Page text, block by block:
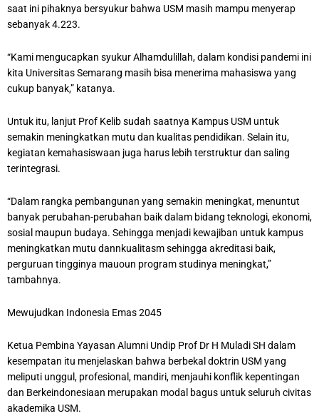
saat ini pihaknya bersyukur bahwa USM masih mampu menyerap
sebanyak 4.223.
“Kami mengucapkan syukur Alhamdulillah, dalam kondisi pandemi ini
kita Universitas Semarang masih bisa menerima mahasiswa yang
cukup banyak,” katanya.
Untuk itu, lanjut Prof Kelib sudah saatnya Kampus USM untuk
semakin meningkatkan mutu dan kualitas pendidikan. Selain itu,
kegiatan kemahasiswaan juga harus lebih terstruktur dan saling
terintegrasi.
“Dalam rangka pembangunan yang semakin meningkat, menuntut
banyak perubahan-perubahan baik dalam bidang teknologi, ekonomi,
sosial maupun budaya. Sehingga menjadi kewajiban untuk kampus
meningkatkan mutu dannkualitasm sehingga akreditasi baik,
perguruan tingginya mauoun program studinya meningkat,”
tambahnya.
Mewujudkan Indonesia Emas 2045
Ketua Pembina Yayasan Alumni Undip Prof Dr H Muladi SH dalam
kesempatan itu menjelaskan bahwa berbekal doktrin USM yang
meliputi unggul, profesional, mandiri, menjauhi konflik kepentingan
dan Berkeindonesiaan merupakan modal bagus untuk seluruh civitas
akademika USM.